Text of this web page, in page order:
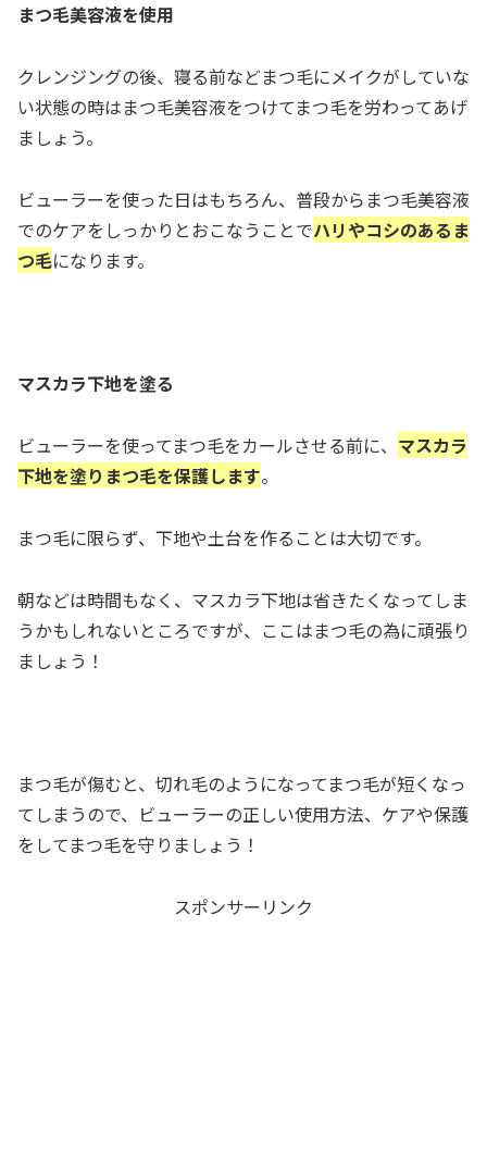
まつ毛美容液を使用
クレンジングの後、寝る前などまつ毛にメイクがしていな
い状態の時はまつ毛美容液をつけてまつ毛を労わってあげ
ましょう。
ビューラーを使った日はもちろん、普段からまつ毛美容液
でのケアをしっかりとおこなうことでハリやコシのあるま
つ毛になります。
マスカラ下地を塗る
ビューラーを使ってまつ毛をカールさせる前に、 マスカラ
下地を塗りまつ毛を保護します。
まつ毛に限らず、下地や土台を作ることは大切です。
朝などは時間もなく、マスカラ下地は省きたくなってしま
うかもしれないところですが、ここはまつ毛の為に頑張り
ましょう！
まつ毛が傷むと、切れ毛のようになってまつ毛が短くなっ
てしまうので、ビューラーの正しい使用方法、ケアや保護
をしてまつ毛を守りましょう！
スポンサーリンク